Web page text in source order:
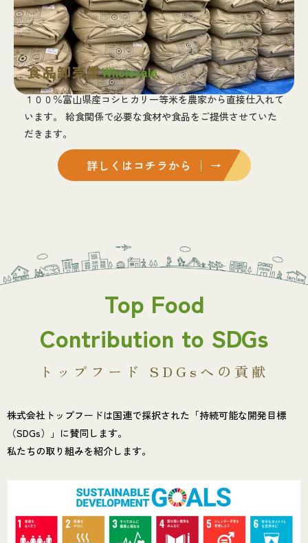
Wholesale
食品卸売業
１００％富山県産コシヒカリ一等米を農家から直接仕入れて
います。 給食関係で必要な食材や食品をご提供させていた
だきます。
詳しくはコチラから │ →
Top Food
Contribution to SDGs
トップフード SDGsへの貢献
株式会社トップフードは国連で採択された「持続可能な開発目標
（SDGs）」に賛同します。
私たちの取り組みを紹介します。